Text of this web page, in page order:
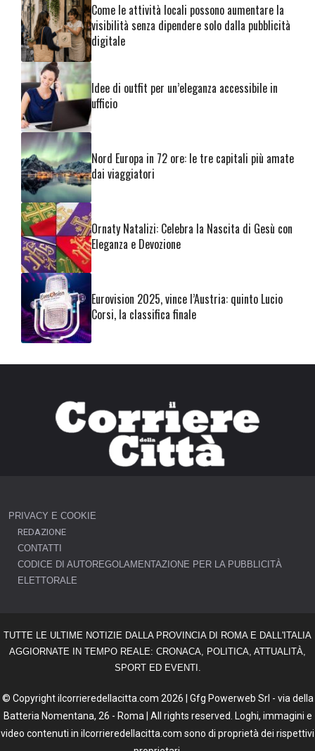
Come le attività locali possono aumentare la
visibilità senza dipendere solo dalla pubblicità
digitale
Idee di outfit per un’eleganza accessibile in
ufficio
Nord Europa in 72 ore: le tre capitali più amate
dai viaggiatori
Ornaty Natalizi: Celebra la Nascita di Gesù con
Eleganza e Devozione
Eurovision 2025, vince l’Austria: quinto Lucio
Corsi, la classifica finale
PRIVACY E COOKIE
REDAZIONE
CONTATTI
CODICE DI AUTOREGOLAMENTAZIONE PER LA PUBBLICITÀ
ELETTORALE
TUTTE LE ULTIME NOTIZIE DALLA PROVINCIA DI ROMA E DALL'ITALIA
AGGIORNATE IN TEMPO REALE: CRONACA, POLITICA, ATTUALITÀ,
SPORT ED EVENTI.
© Copyright ilcorrieredellacitta.com 2026 | Gfg Powerweb Srl - via della
Batteria Nomentana, 26 - Roma | All rights reserved. Loghi, immagini e
video contenuti in ilcorrieredellacitta.com sono di proprietà dei rispettivi